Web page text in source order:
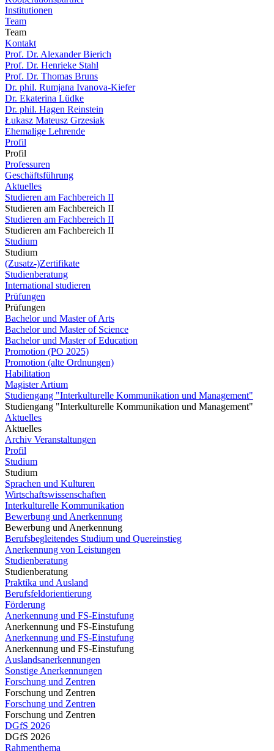
Institutionen
Team
Team
Kontakt
Prof. Dr. Alexander Bierich
Prof. Dr. Henrieke Stahl
Prof. Dr. Thomas Bruns
Dr. phil. Rumjana Ivanova-Kiefer
Dr. Ekaterina Lüdke
Dr. phil. Hagen Reinstein
Łukasz Mateusz Grzesiak
Ehemalige Lehrende
Profil
Profil
Professuren
Geschäftsführung
Aktuelles
Studieren am Fachbereich II
Studieren am Fachbereich II
Studieren am Fachbereich II
Studieren am Fachbereich II
Studium
Studium
(Zusatz-)Zertifikate
Studienberatung
International studieren
Prüfungen
Prüfungen
Bachelor und Master of Arts
Bachelor und Master of Science
Bachelor und Master of Education
Promotion (PO 2025)
Promotion (alte Ordnungen)
Habilitation
Magister Artium
Studiengang "Interkulturelle Kommunikation und Management"
Studiengang "Interkulturelle Kommunikation und Management"
Aktuelles
Aktuelles
Archiv Veranstaltungen
Profil
Studium
Studium
Sprachen und Kulturen
Wirtschaftswissenschaften
Interkulturelle Kommunikation
Bewerbung und Anerkennung
Bewerbung und Anerkennung
Berufsbegleitendes Studium und Quereinstieg
Anerkennung von Leistungen
Studienberatung
Studienberatung
Praktika und Ausland
Berufsfeldorientierung
Förderung
Anerkennung und FS-Einstufung
Anerkennung und FS-Einstufung
Anerkennung und FS-Einstufung
Anerkennung und FS-Einstufung
Auslandsanerkennungen
Sonstige Anerkennungen
Forschung und Zentren
Forschung und Zentren
Forschung und Zentren
Forschung und Zentren
DGfS 2026
DGfS 2026
Rahmenthema